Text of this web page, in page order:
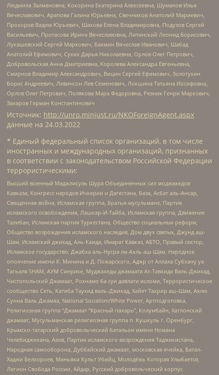
Людмила Залмановна, Кокорина Екатерина Алексеевна, Шуманов Илья
Вячеславович, Арапова Галина Юрьевна, Свечников Анатолий Мариевич,
Прохоров Вадим Юрьевич, Шахова Елена Владимировна, Подузов Сергей
Васильевич, Протасова Ирина Вячеславовна, Литинский Леонид Борисович,
Лукашевский Сергей Маркович, Бахмин Вячеслав Иванович, Шабад
Анатолий Ефимович, Сухих Дарья Николаевна, Орлов Олег Петрович,
Добровольская Анна Дмитриевна, Королева Александра Евгеньевна,
Смирнов Владимир Александрович, Вицин Сергей Ефимович, Золотухин
Борис Андреевич, Левинсон Лев Семенович, Локшина Татьяна Иосифовна,
Орлов Олег Петрович, Полякова Мара Федоровна, Резник Генри Маркович,
Захаров Герман Константинович
Источник: http://unro.minjust.ru/NKOForeignAgent.aspx
данные на 24.03.2022
* Единый федеральный список организаций, в том числе
иностранных и международных организаций, признанных
в соответствии с законодательством Российской Федерации
террористическими:
Высший военный Маджлисуль Шура Объединенных сил моджахедов
Кавказа, Конгресс народов Ичкерии и Дагестана, База, Асбат аль-Ансар,
Священная война, Исламская группа, Братья-мусульмане, Партия
исламского освобождения, Лашкар-И-Тайба, Исламская группа, Движение
Талибан, Исламская партия Туркестана, Общество социальных реформ,
Общество возрождения исламского наследия, Дом двух святых, Джунд аш-
Шам, Исламский джихад, Аль-Каида, Имарат Кавказ, АБТО, Правый сектор,
Исламское государство, Джабха аль-Нусра ли-Ахль аш-Шам, Народное
ополчение имени К. Минина и Д. Пожарского, Аджр от Аллаха Субхану уа
Тагьаля SHAM, АУМ Синрике, Муджахеды джамаата Ат-Тавхида Валь-Джихад,
Чистопольский Джамаат, Рохнамо ба суи давлати исломи, Террористическое
сообщество Сеть, Катиба Таухид валь-Джихад, Хайят Тахрир аш-Шам, Ахлю
Сунна Валь Джамаа, National Socialism/White Power, Артподготовка,
Религиозная группа “Джамаат “Красный пахарь”, Колумбайн, Хатлонский
джамаат, Мусульманская религиозная группа п. Кушкуль г. Оренбург,
Крымско-татарский добровольческий батальон имени Номана
Челебиджихана, Азов, Партия исламского возрождения Таджикистана,
Народная самооборона, Дуббайский джамаат, московская ячейка, Батал-
Хаджи Белхороев, Маньяки Культ Убийц, Молодёжь Которая Улыбается,
Легион Свобода России, Айдар, Русский добровольческий корпус